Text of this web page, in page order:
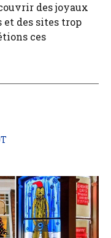
des joyaux
et des sites trop
ces